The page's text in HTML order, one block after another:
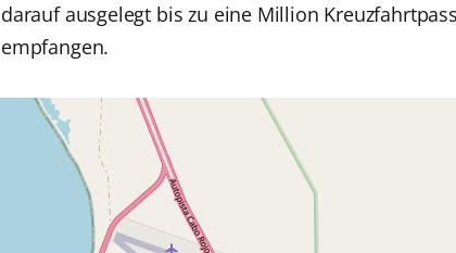
darauf ausgelegt bis zu eine Million
empfangen.